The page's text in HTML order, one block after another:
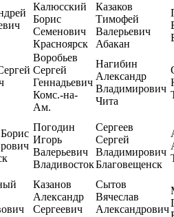
Калюсский
Борис
Семенович
Красноярск
Казаков
Тимофей
Валерьевич
Абакан
Воробьев
Сергей
Геннадьевич
Комс.-на-
Ам.
Нагибин
Александр
Владимирович
Чита
Погодин
Игорь
Валерьевич
Владивосток
Сергеев
Сергей
Владимирович
Благовещенск
Казанов
Александр
Сергеевич
Сытов
Вячеслав
Александрович